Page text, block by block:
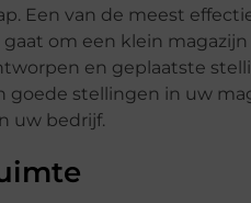
Een van de meest
om een klein
en geplaatste
goede stellingen in uw
uw bedrijf.